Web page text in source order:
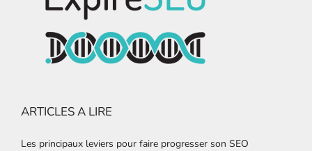
ARTICLES A LIRE
Les principaux leviers pour faire progresser son SEO